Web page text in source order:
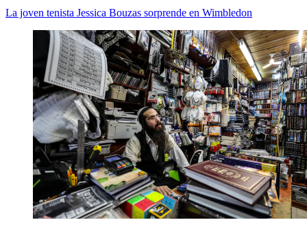
La joven tenista Jessica Bouzas sorprende en Wimbledon